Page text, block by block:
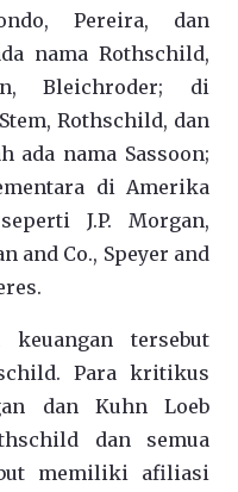
Pereira, dan
nama Rothschild,
Bleichroder; di
Rothschild, dan
ada nama Sassoon;
di Amerika
J.P. Morgan,
and Co., Speyer and
keuangan tersebut
Para kritikus
dan Kuhn Loeb
dan semua
memiliki afiliasi